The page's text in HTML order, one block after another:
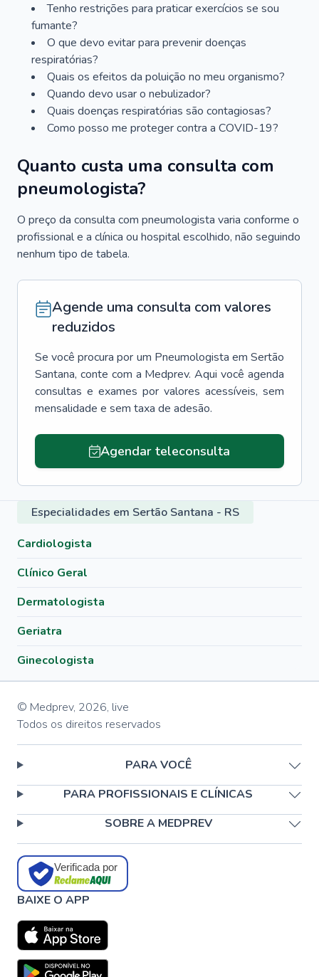
Tenho restrições para praticar exercícios se sou
fumante?
O que devo evitar para prevenir doenças
respiratórias?
Quais os efeitos da poluição no meu organismo?
Quando devo usar o nebulizador?
Quais doenças respiratórias são contagiosas?
Como posso me proteger contra a COVID-19?
Quanto custa uma consulta com
pneumologista?
O preço da consulta com pneumologista varia conforme o
profissional e a clínica ou hospital escolhido, não seguindo
nenhum tipo de tabela.
Agende uma consulta com valores
reduzidos
Se você procura por um Pneumologista em Sertão
Santana, conte com a Medprev. Aqui você agenda
consultas e exames por valores acessíveis, sem
mensalidade e sem taxa de adesão.
Agendar teleconsulta
Especialidades em Sertão Santana - RS
Cardiologista
Clínico Geral
Dermatologista
Geriatra
Ginecologista
© Medprev, 2026, live
Todos os direitos reservados
PARA VOCÊ
PARA PROFISSIONAIS E CLÍNICAS
SOBRE A MEDPREV
Verificada por
BAIXE O APP